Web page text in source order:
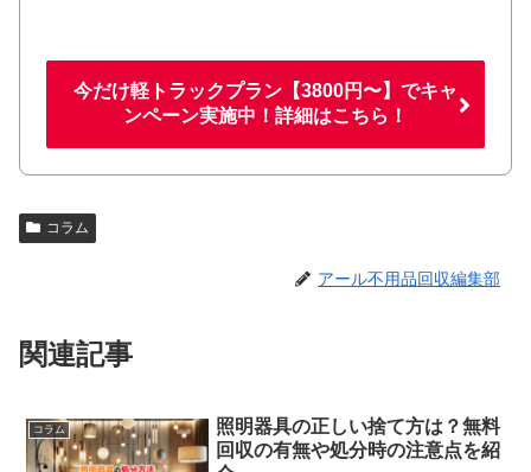
今だけ軽トラックプラン【3800円〜】でキャ
ンペーン実施中！詳細はこちら！
コラム
アール不用品回収編集部
関連記事
コラム
照明器具の正しい捨て方は？無料
回収の有無や処分時の注意点を紹